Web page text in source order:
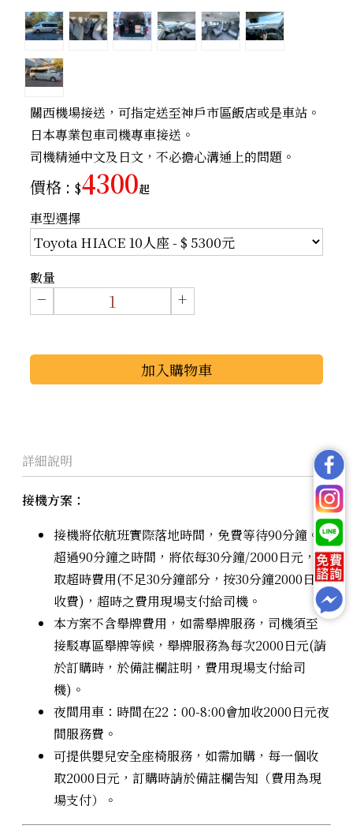
關西機場接送，可指定送至神戶市區飯店或是車站。
日本專業包車司機專車接送。
司機精通中文及日文，不必擔心溝通上的問題。
價格 : $4300起
車型選擇
數量
− +
加入購物車
接機方案：
接機將依航班實際落地時間，免費等待90分鐘。
超過90分鐘之時間，將依每30分鐘/2000日元，收
取超時費用(不足30分鐘部分，按30分鐘2000日元
收費)，超時之費用現場支付給司機。
本方案不含舉牌費用，如需舉牌服務，司機須至
接駁專區舉牌等候，舉牌服務為每次2000日元(請
於訂購時，於備註欄註明，費用現場支付給司
機)。
夜間用車：時間在22：00-8:00會加收2000日元夜
間服務費。
可提供嬰兒安全座椅服務，如需加購，每一個收
取2000日元，訂購時請於備註欄告知（費用為現
場支付）。